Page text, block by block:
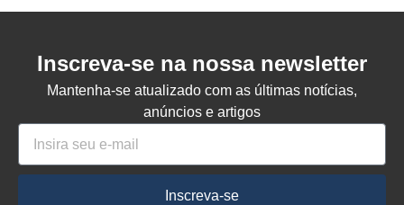
Inscreva-se na nossa newsletter
Mantenha-se atualizado com as últimas notícias,
anúncios e artigos
Inscreva-se